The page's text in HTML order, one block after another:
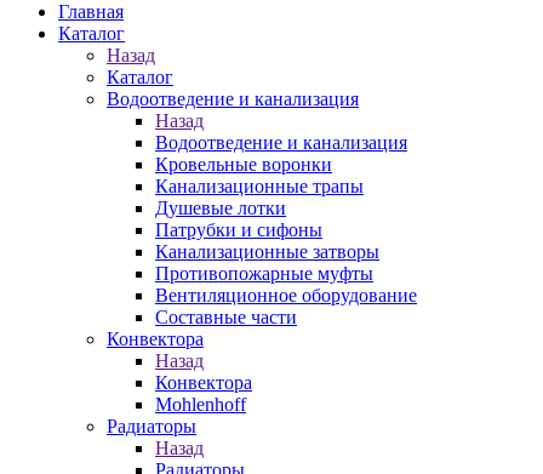
Главная
Каталог
Назад
Каталог
Водоотведение и канализация
Назад
Водоотведение и канализация
Кровельные воронки
Канализационные трапы
Душевые лотки
Патрубки и сифоны
Канализационные затворы
Противопожарные муфты
Вентиляционное оборудование
Составные части
Конвектора
Назад
Конвектора
Mohlenhoff
Радиаторы
Назад
Радиаторы